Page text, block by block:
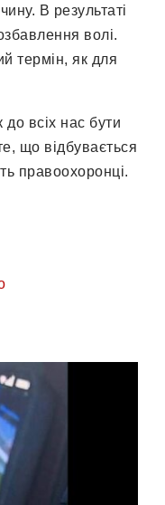
В результаті
волі.
термін, як для
всіх нас бути
що відбувається
правоохоронці.